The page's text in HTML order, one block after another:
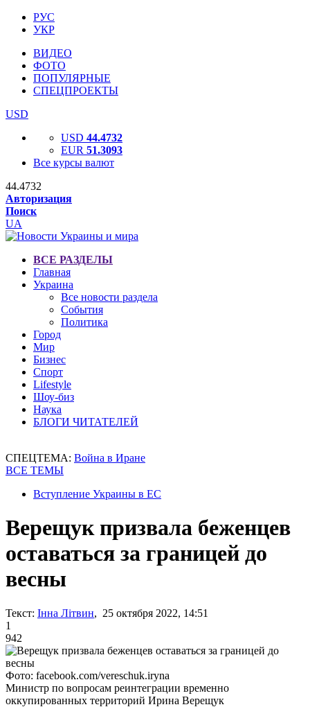
РУС
УКР
ВИДЕО
ФОТО
ПОПУЛЯРНЫЕ
СПЕЦПРОЕКТЫ
USD
USD 44.4732
EUR 51.3093
Все курсы валют
44.4732
Авторизация
Поиск
UA
ВСЕ РАЗДЕЛЫ
Главная
Украина
Все новости раздела
События
Политика
Город
Мир
Бизнес
Спорт
Lifestyle
Шоу-биз
Наука
БЛОГИ ЧИТАТЕЛЕЙ
СПЕЦТЕМА: Война в Иране
ВСЕ ТЕМЫ
Вступление Украины в ЕС
Верещук призвала беженцев
оставаться за границей до
весны
Текст: Інна Літвин, 25 октября 2022, 14:51
1
942
Фото: facebook.com/vereschuk.iryna
Министр по вопросам реинтеграции временно
оккупированных территорий Ирина Верещук